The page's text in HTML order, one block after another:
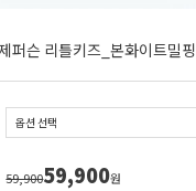
퍼슨 리틀키즈_본화이트밀핑
59,90059,900원